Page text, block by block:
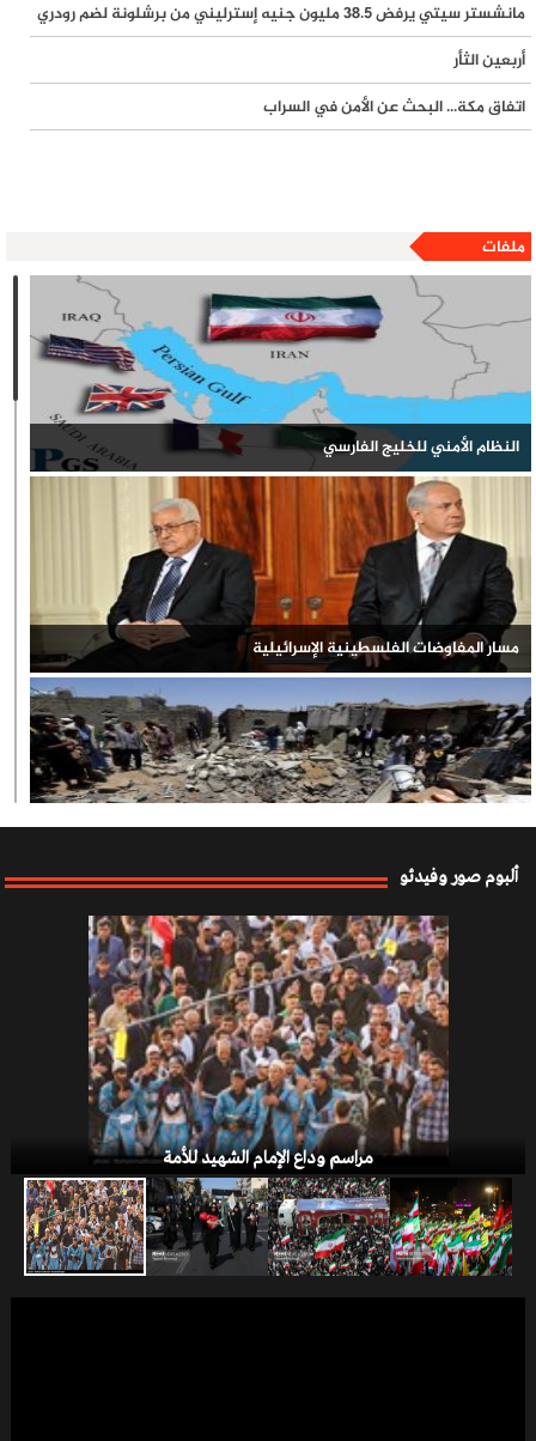
مانشستر سيتي يرفض 38.5 مليون جنيه إسترليني من برشلونة لضم رودري
أربعين الثأر
اتفاق مكة... البحث عن الأمن في السراب
ملفات
النظام الأمني للخليج الفارسي
مسار المفاوضات الفلسطينية الإسرائيلية
صفقة القرن
الخلافات التركية - الأمريكية
ألبوم صور وفيدئو
مراسم وداع الإمام الشهيد للأمة